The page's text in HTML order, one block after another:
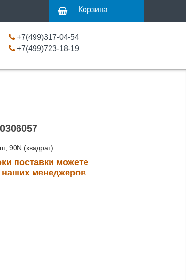
Корзина
+7(499)317-04-54
+7(499)723-18-19
90N (квадрат)
поставки можете
наших менеджеров